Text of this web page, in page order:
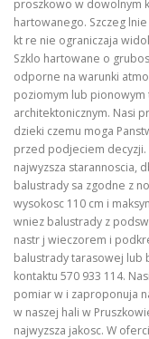
proszkowo w dowolnym
hartowanego. Szczeg
kt re nie ograniczaja
Szklo hartowane o
odporne na warunki
poziomym lub pionowym
architektonicznym. Nasi
dzieki czemu moga
przed podjeciem decyzji.
najwyzsza starannoscia,
balustrady sa zgodne z
wysokosc 110 cm i
wniez balustrady z
nastr j wieczorem i
balustrady tarasowej lub
kontaktu 570 933 114.
pomiar w i zaproponuja
w naszej hali w
najwyzsza jakosc. W